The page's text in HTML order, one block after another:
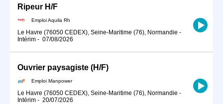
Ripeur H/F
Emploi Aquila Rh
Le Havre (76050 CEDEX), Seine-Maritime (76), Normandie -
Intérim - 07/08/2026
Ouvrier paysagiste (H/F)
Emploi Manpower
Le Havre (76050 CEDEX), Seine-Maritime (76), Normandie -
Intérim - 20/07/2026